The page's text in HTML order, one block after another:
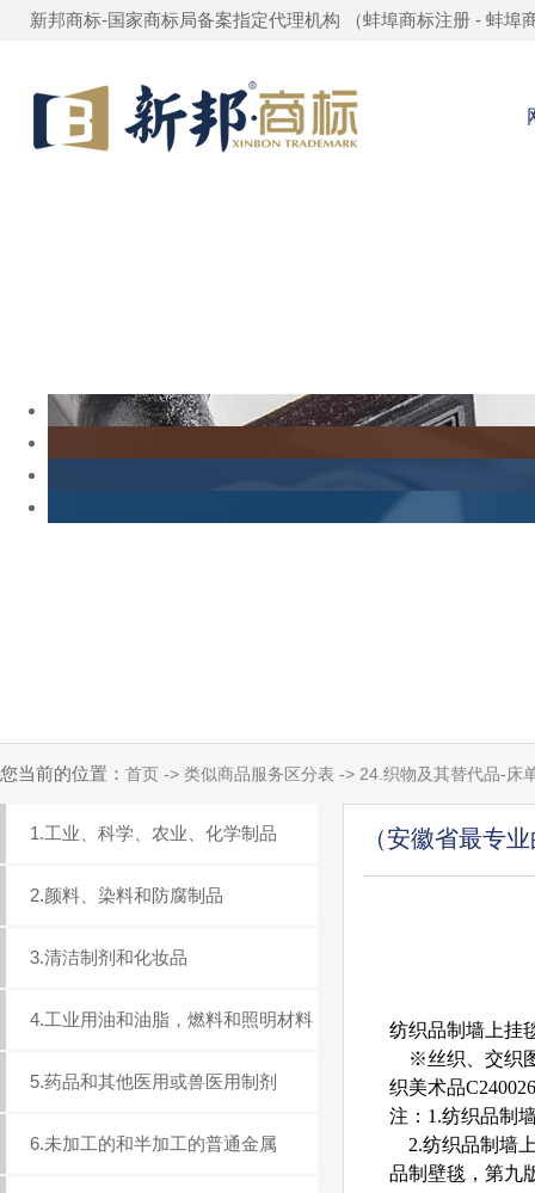
新邦商标-国家商标局备案指定代理机构 （蚌埠商标注册 - 蚌埠
您当前的位置： 首页 -> 类似商品服务区分表 -> 24.织物及其替代品-床
1.工业、科学、农业、化学制品
2.颜料、染料和防腐制品
3.清洁制剂和化妆品
4.工业用油和油脂，燃料和照明材料
5.药品和其他医用或兽医用制剂
6.未加工的和半加工的普通金属
（安徽省最专
纺织品制墙上挂
※丝织、交织图
织美术品C240026
注：1.纺织品制
2.纺织品制墙
品制壁毯，第九